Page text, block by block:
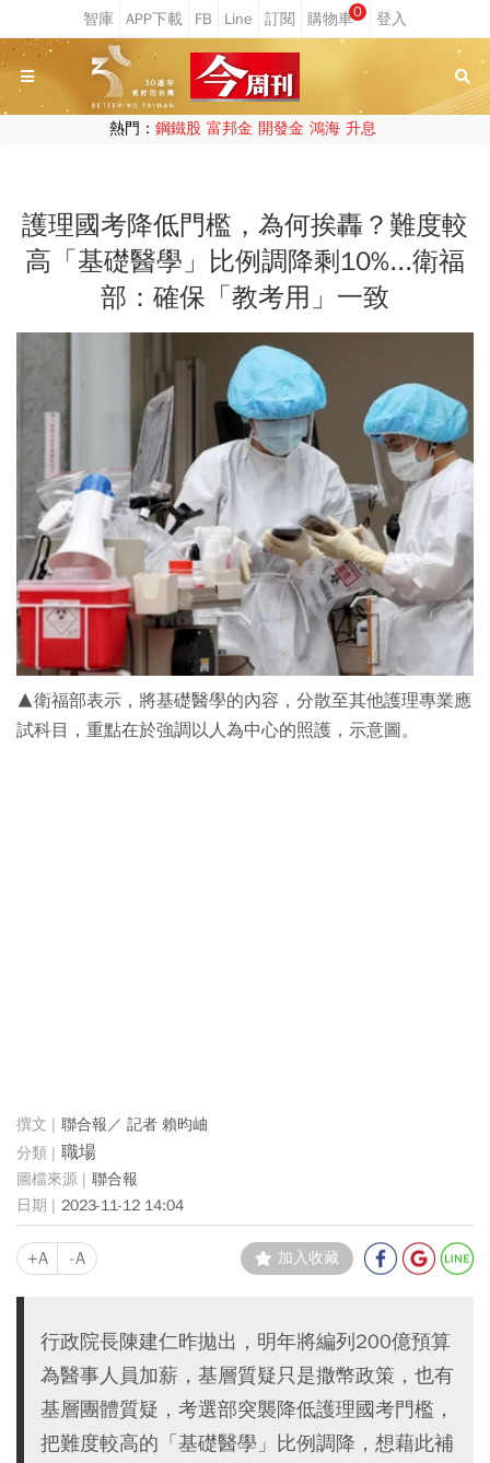
0
熱門： 鋼鐵股 富邦金 開發金 鴻海 升息
護理國考降低門檻，為何挨轟？難度較
高「基礎醫學」比例調降剩10%...衛福
部：確保「教考用」一致
▲衛福部表示，將基礎醫學的內容，分散至其他護理專業應
試科目，重點在於強調以人為中心的照護，示意圖。
聯合報／ 記者 賴昀岫
職場
聯合報
2023-11-12 14:04
+A -A 加入收藏
行政院長陳建仁昨拋出，明年將編列200億預算
為醫事人員加薪，基層質疑只是撒幣政策，也有
基層團體質疑，考選部突襲降低護理國考門檻，
把難度較高的「基礎醫學」比例調降，想藉此補